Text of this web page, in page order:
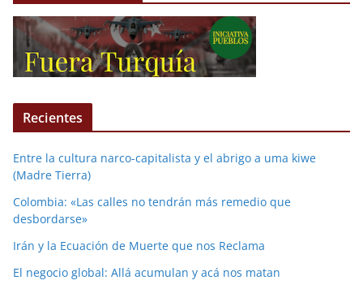
Recientes
Entre la cultura narco-capitalista y el abrigo a uma kiwe
(Madre Tierra)
Colombia: «Las calles no tendrán más remedio que
desbordarse»
Irán y la Ecuación de Muerte que nos Reclama
El negocio global: Allá acumulan y acá nos matan